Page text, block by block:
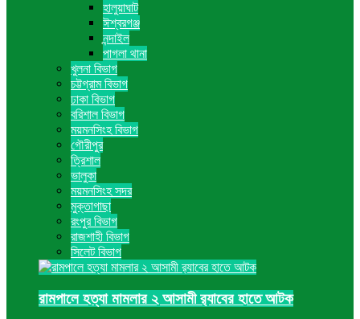
হালুয়াঘাট
ঈশ্বরগঞ্জ
নন্দাইল
পাগলা থানা
খুলনা বিভাগ
চট্টগ্রাম বিভাগ
ঢাকা বিভাগ
বরিশাল বিভাগ
ময়মনসিংহ বিভাগ
গৌরীপুর
ত্রিশাল
ভালুকা
ময়মনসিংহ সদর
মুক্তাগাছা
রংপুর বিভাগ
রাজশাহী বিভাগ
সিলেট বিভাগ
রামপালে হত্যা মামলার ২ আসামী র‍্যাবের হাতে আটক